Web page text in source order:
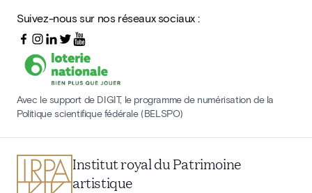
Suivez-nous sur nos réseaux sociaux :
Avec le support de DIGIT, le programme de numérisation de la
Politique scientifique fédérale (BELSPO)
Institut royal du Patrimoine
artistique